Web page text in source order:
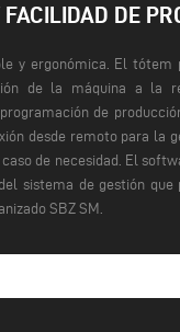
FACILIDAD DE
y ergonómica. El tótem
de la máquina a la
de
desde remoto para la
de necesidad.
El
sistema de gestión que
SBZ SM.